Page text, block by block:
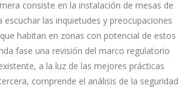
consiste en la instalación de mesas de
escuchar las inquietudes y preocupaciones
habitan en zonas con potencial de estos
fase una revisión del marco regulatorio
a la luz de las mejores prácticas
comprende el análisis de la seguridad